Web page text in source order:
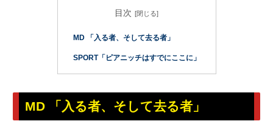
目次
MD 「入る者、そして去る者」
SPORT「ピアニッチはすでにここに」
MD 「入る者、そして去る者」